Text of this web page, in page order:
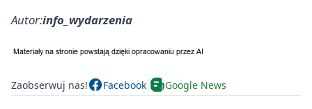
Autor:info_wydarzenia
Zaobserwuj nas! Facebook Google News